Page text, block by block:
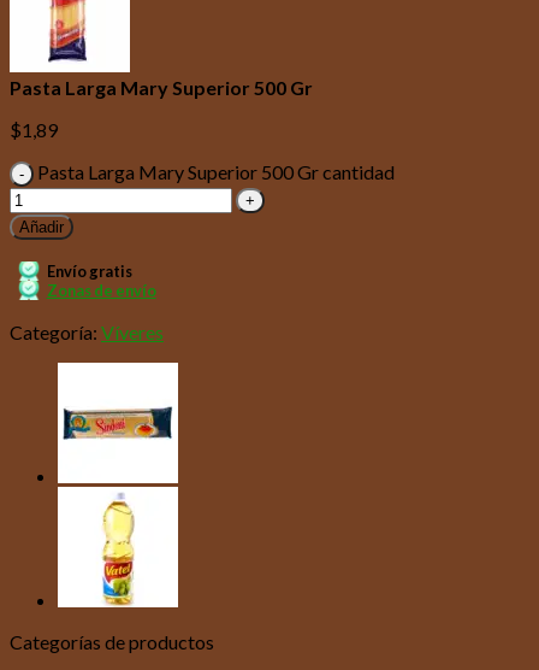
Pasta Larga Mary Superior 500 Gr
$1,89
Pasta Larga Mary Superior 500 Gr cantidad
Añadir
Envío gratis
Zonas de envío
Categoría: Víveres
Categorías de productos